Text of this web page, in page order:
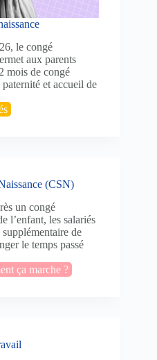
le congé
aux parents
mois de congé
et accueil de
(CSN)
un congé
l’enfant, les salariés
de
le temps passé
ça marche ?